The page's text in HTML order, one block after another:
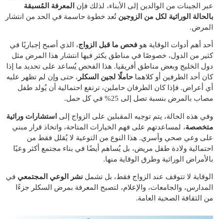
عبر الجينات من الوالدين إلى الأبناء، لذلك فإن
المعرفة المُسبقة
بالحالة الوراثية لكل من الزوجين تُعد خطوة حاسمة في الحد من انتشار
المرض.
أحد أهم أدوات الوقاية هو فحص ما قبل الزواج، الذي أصبح إجباريًا في
كثير من الدول، خصوصًا في مناطق يكثر فيها انتشار هذا المرض مثل
دول الخليج وبعض مناطق أفريقيا. هذا الفحص يُساعد على تحديد ما إذا
كان أحد الطرفين أو كلاهما حاملًا لجين السكلر ، حتى وإن لم تظهر عليه
أي أعراض. فإذا كان الطرفان حاملين، ترتفع احتمالية أن يُولد طفل
مصاب بالمرض بنسبة تصل إلى 25% في كل حمل.
وفي هذه الحالة، يتم توجيه المقبلين على الزواج إلى
استشارات وراثية
متخصصة، لمساعدتهم على فهم الخيارات المتاحة، واتخاذ قرار مبني
على وعي صحي وأسري. هذا النوع من التوعية لا يُقلل فقط من
احتمالية ولادة طفل مريض، بل يُساهم أيضًا في بناء مجتمع أكثر وعيًا
بالأمراض الوراثية وطرق الوقاية منها.
الوقاية لا تتوقف عند الزواج فقط، بل تشمل نشر الوعي المجتمعي في
المدارس، والجامعات، والإعلام، لتصبح المعرفة بمرض السكلر جزءًا
من الثقافة الصحية العامة.